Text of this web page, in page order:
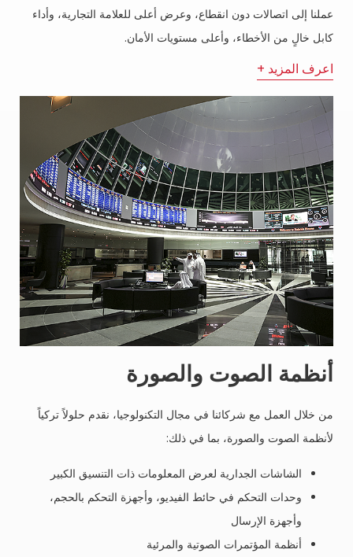
عملنا إلى اتصالات دون انقطاع، وعرض أعلى للعلامة التجارية، وأداء
كابل خالٍ من الأخطاء، وأعلى مستويات الأمان.
اعرف المزيد +
أنظمة الصوت والصورة
من خلال العمل مع شركائنا في مجال التكنولوجيا، نقدم حلولاً تركياً
لأنظمة الصوت والصورة، بما في ذلك:
الشاشات الجدارية لعرض المعلومات ذات التنسيق الكبير
وحدات التحكم في حائط الفيديو، وأجهزة التحكم بالحجم،
وأجهزة الإرسال
أنظمة المؤتمرات الصوتية والمرئية